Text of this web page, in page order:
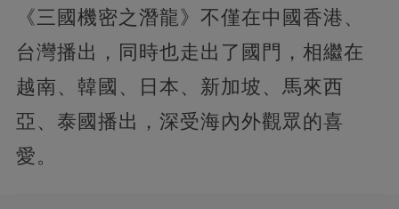
《三國機密之潛龍》不僅在中國香港、
台灣播出，同時也走出了國門，相繼在
越南、韓國、日本、新加坡、馬來西
亞、泰國播出，深受海內外觀眾的喜
愛。